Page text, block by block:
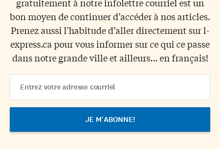
gratuitement à notre infolettre courriel est un
bon moyen de continuer d’accéder à nos articles.
Prenez aussi l'habitude d’aller directement sur l-
express.ca pour vous informer sur ce qui ce passe
dans notre grande ville et ailleurs... en français!
Address